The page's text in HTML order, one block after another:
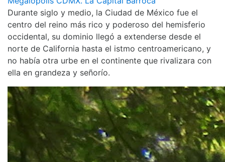
Durante siglo y medio, la Ciudad de México fue el
centro del reino más rico y poderoso del hemisferio
occidental, su dominio llegó a extenderse desde el
norte de California hasta el istmo centroamericano, y
no había otra urbe en el continente que rivalizara con
ella en grandeza y señorío.